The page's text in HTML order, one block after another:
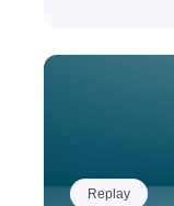
Replay